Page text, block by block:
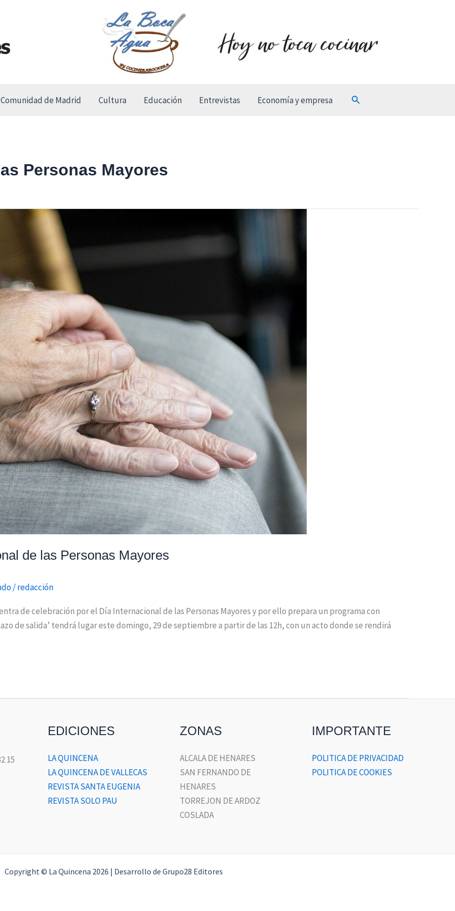
Comunidad de Madrid Cultura Educación Entrevistas Economía y empresa Buscar
Personas Mayores
de las Personas Mayores
/redacción
de celebración por el Día Internacional de las Personas Mayores y por ello prepara un programa con
de salida’ tendrá lugar este domingo, 29 de septiembre a partir de las 12h, con un acto donde se rendirá
15
EDICIONES
LA QUINCENA
LA QUINCENA DE VALLECAS
REVISTA SANTA EUGENIA
REVISTA SOLO PAU
ZONAS
ALCALA DE HENARES
SAN FERNANDO DE
HENARES
TORREJON DE ARDOZ
COSLADA
IMPORTANTE
POLITICA DE PRIVACIDAD
POLITICA DE COOKIES
Copyright © La Quincena 2026 | Desarrollo de Grupo28 Editores